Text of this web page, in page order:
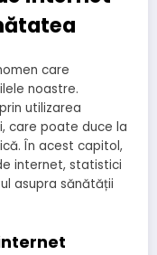
care
noastre.
utilizarea
care poate duce la
În acest capitol,
internet, statistici
asupra sănătății